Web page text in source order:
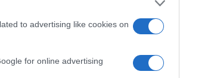
to advertising like cookies on
for online advertising
hasta un
histórico en el
desde abril
es del **4,13%**,